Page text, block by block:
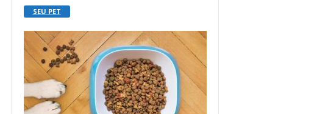
SEU PET